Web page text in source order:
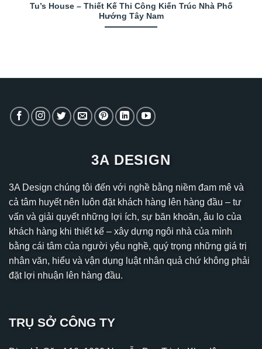
Tu’s House – Thiết Kế Thi Công Kiến Trúc Nhà Phố
Hướng Tây Nam
3A DESIGN
3A Design chúng tôi đến với nghề bằng niềm đam mê và
cả tâm huyết nên luôn đặt khách hàng lên hàng đầu – tư
vấn và giải quyết những lợi ích, sự băn khoăn, âu lo của
khách hàng khi thiết kế – xây dựng ngôi nhà của mình
bằng cái tâm của người yêu nghề, quý trọng những giá trị
nhân văn, hiểu và vận dụng luật nhân quả chứ không phải
đặt lợi nhuận lên hàng đầu.
TRỤ SỞ CÔNG TY